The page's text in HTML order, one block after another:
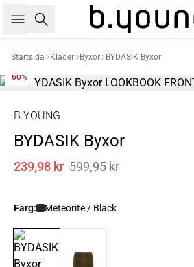
Sök
Startsida Kläder Byxor BYDASIK Byxor
60%
B.YOUNG
BYDASIK Byxor
239,98 kr 599,95 kr
Färg: Meteorite / Black